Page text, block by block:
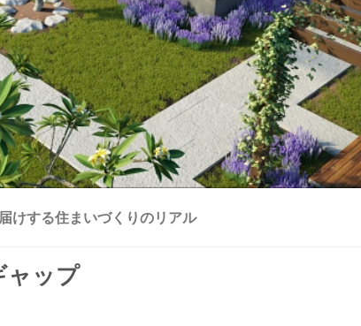
けする住まいづくりのリアル
ャップ